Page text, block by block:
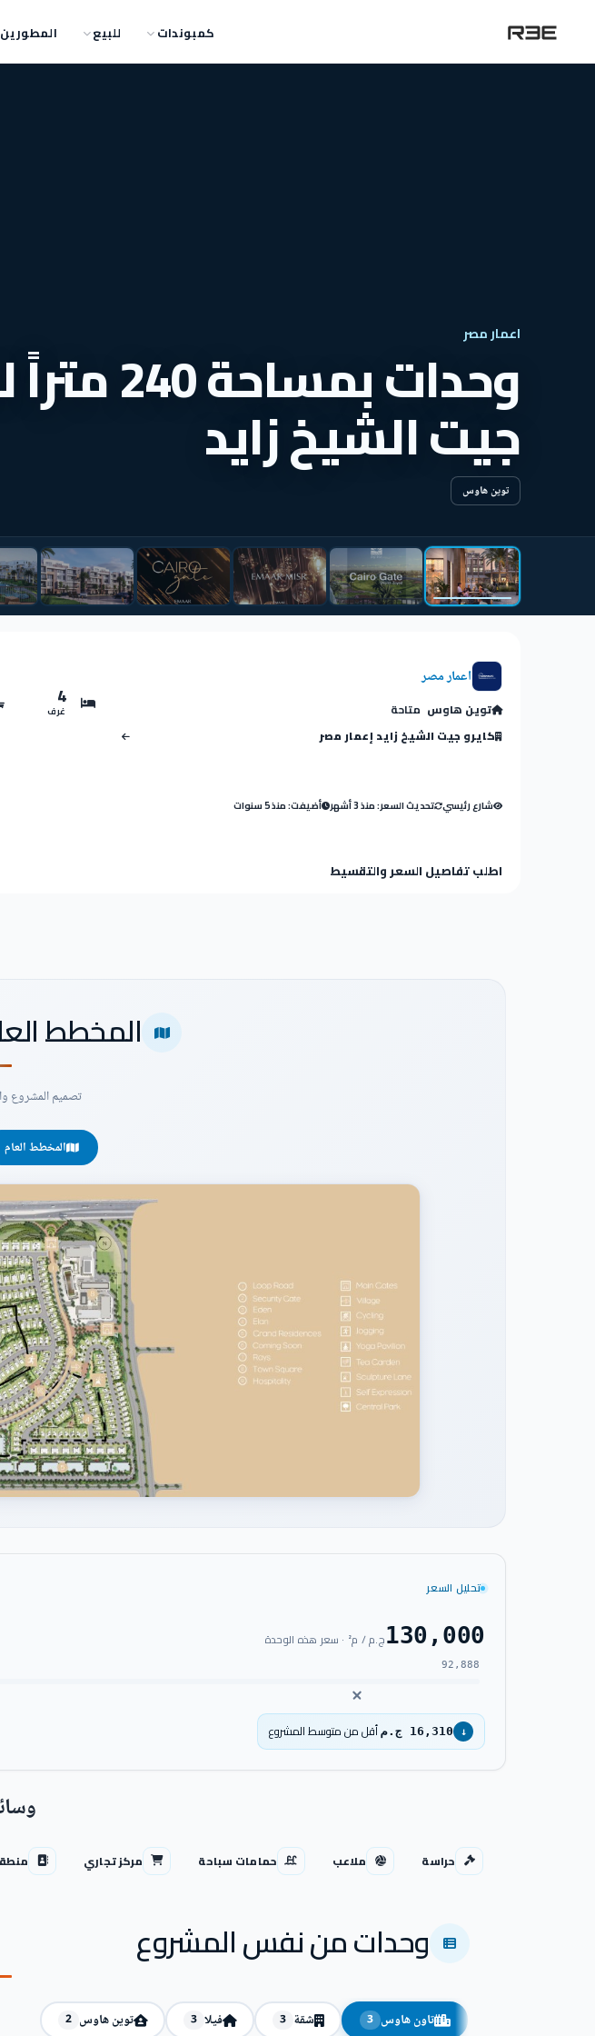
كمبوندات للبيع المطورين
اعمار مصر وحدات
جيت الشيخ زايد
توين هاوس
اعمار مصر
توين هاوس متاحة
كايرو جيت الشيخ زايد إعمار مصر
4
غرف
شارع رئيسي تحديث السعر: منذ 3 أشهر أضيفت: منذ 5 سنوات
اطلب تفاصيل السعر والتقسيط
المخطط
تصميم المشروع
المخطط العام
تحليل السعر
130,000ج.م / م² · سعر هذه الوحدة
92,888
↓ 16,310 ج.م أقل من متوسط المشروع
حراسة ملاعب حمامات سباحة مركز تجاري
وحدات من نفس المشروع
تاون هاوس 3 شقة 3 فيلا 3 توين هاوس 2